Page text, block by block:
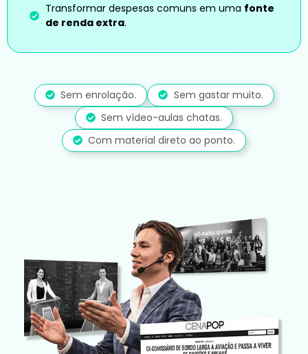
Transformar despesas comuns em uma fonte
de renda extra.
Sem enrolação.
Sem gastar muito.
Sem vídeo-aulas chatas.
Com material direto ao ponto.